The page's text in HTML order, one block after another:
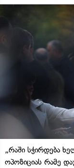
„რაში სჭირდება
ოპოზიციას რამე